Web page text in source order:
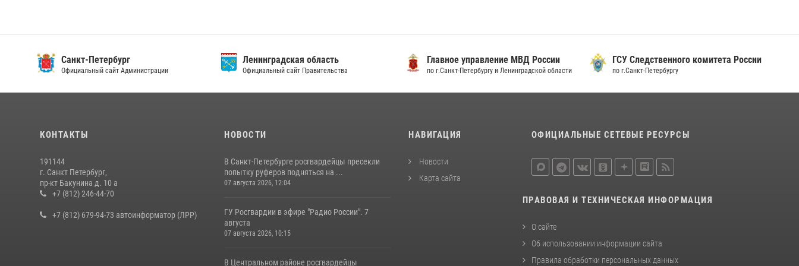
Представитель Росгвардии принял участие в
петербургском цифровом форуме
19 июля 2026, 09:24 2
16 июля 2026, 10:58 2
Санкт-Петербург
Официальный сайт Администрации
Ленинградская область
Официальный сайт Правительства
Главное управление МВД России
по г.Санкт-Петербургу и Ленинградской области
ГСУ Следственного комитета России
по г.Санкт-Петербургу
КОНТАКТЫ
191144
г. Санкт Петербург,
пр-кт Бакунина д. 10 а
+7 (812) 246-44-70
+7 (812) 679-94-73 автоинформатор (ЛРР)
НОВОСТИ
В Санкт-Петербурге росгвардейцы пресекли
попытку руферов подняться на ...
07 августа 2026, 12:04
ГУ Росгвардии в эфире "Радио России". 7
августа
07 августа 2026, 10:15
В Центральном районе росгвардейцы
НАВИГАЦИЯ
Новости
Карта сайта
ОФИЦИАЛЬНЫЕ СЕТЕВЫЕ РЕСУРСЫ
ПРАВОВАЯ И ТЕХНИЧЕСКАЯ ИНФОРМАЦИЯ
О сайте
Об использовании информации сайта
Правила обработки персональных данных